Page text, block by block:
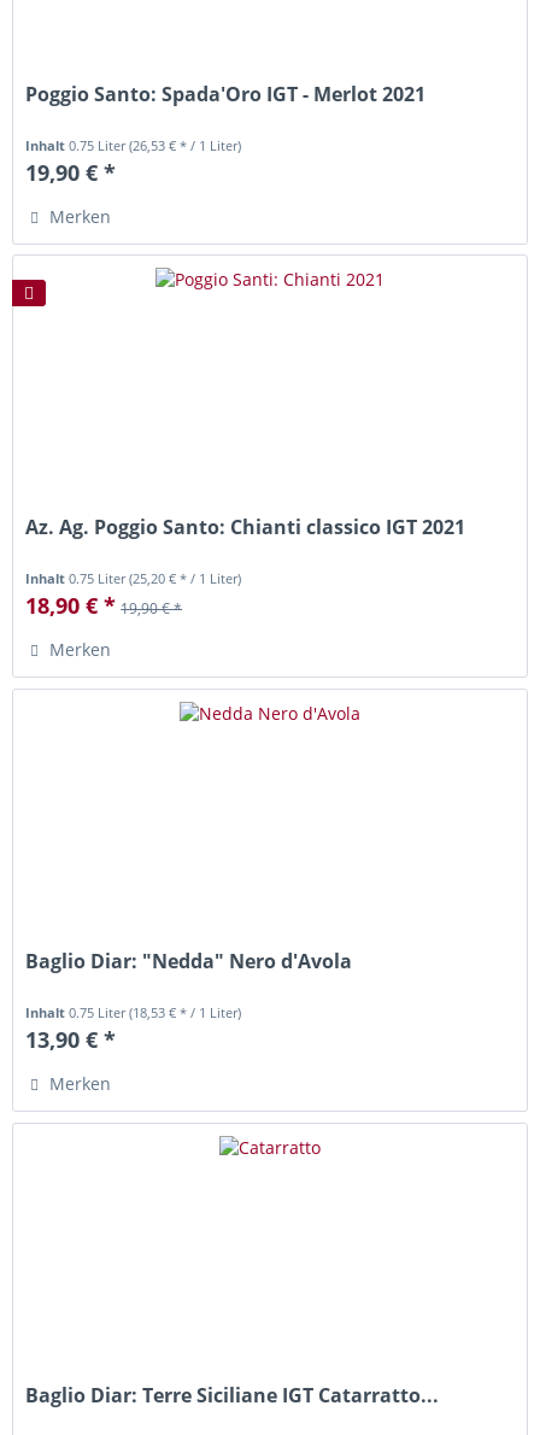
Poggio Santo: Spada'Oro IGT - Merlot 2021
Inhalt0.75 Liter(26,53 € * / 1 Liter)
19,90 € *
Merken
Az. Ag. Poggio Santo: Chianti classico IGT 2021
Inhalt0.75 Liter(25,20 € * / 1 Liter)
18,90 € * 19,90 € *
Merken
Baglio Diar: "Nedda" Nero d'Avola
Inhalt0.75 Liter(18,53 € * / 1 Liter)
13,90 € *
Merken
Baglio Diar: Terre Siciliane IGT Catarratto...